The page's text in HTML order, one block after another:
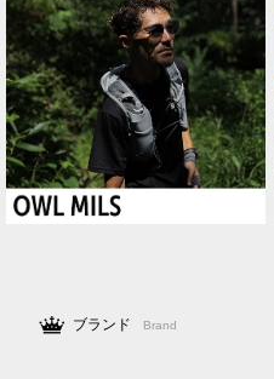
ブランド Brand